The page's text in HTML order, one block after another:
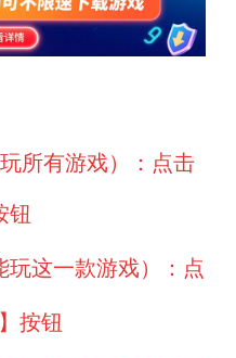
所有游戏）：点击
钮
这一款游戏）：点
按钮